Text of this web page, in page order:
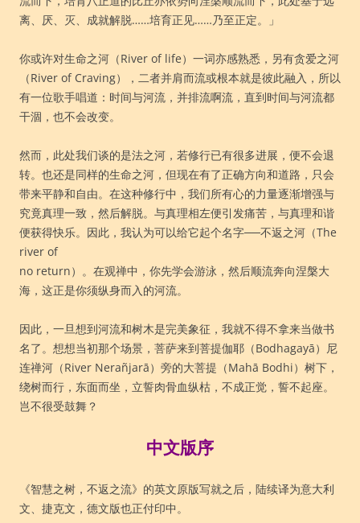
离、厌、灭、成就解脱……培育正见……乃至正定。」
你或许对生命之河（River of life）一词亦感熟悉，另有贪爱之河
（River of Craving），二者并肩而流或根本就是彼此融入，所以
有一位歌手唱道：时间与河流，并排流啊流，直到时间与河流都
干涸，也不会改变。
然而，此处我们谈的是法之河，若修行已有很多进展，便不会退
转。也还是同样的生命之河，但现在有了正确方向和道路，只会
带来平静和自由。在这种修行中，我们所有心的力量逐渐增强与
究竟真理一致，然后解脱。与真理相左便引发痛苦，与真理和谐
便获得快乐。因此，我认为可以给它起个名字──不返之河（The
river of
no return）。在观禅中，你先学会游泳，然后顺流奔向涅槃大
海，这正是你须纵身而入的河流。
因此，一旦想到河流和树木是完美象征，我就不得不拿来当做书
名了。想想当初那个场景，菩萨来到菩提伽耶（Bodhagayā）尼
连禅河（River Nerañjarā）旁的大菩提（Mahā Bodhi）树下，
绕树而行，东面而坐，立誓肉骨血纵枯，不成正觉，誓不起座。
岂不很受鼓舞？
中文版序
《智慧之树，不返之流》的英文原版写就之后，陆续译为意大利
文、捷克文，德文版也正付印中。